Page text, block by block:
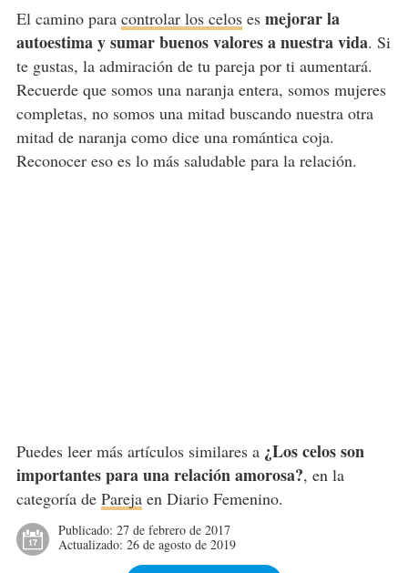
El camino para controlar los celoses mejorar la
autoestima y sumar buenos valores a nuestra vida. Si
te gustas, la admiración de tu pareja por ti aumentará.
Recuerde que somos una naranja entera, somos mujeres
completas, no somos una mitad buscando nuestra otra
mitad de naranja como dice una romántica coja.
Reconocer eso es lo más saludable para la relación.
Puedes leer más artículos similares a ¿Los celos son
importantes para una relación amorosa?, en la
categoría de Parejaen Diario Femenino.
Publicado: 27 de febrero de 2017
Actualizado: 26 de agosto de 2019